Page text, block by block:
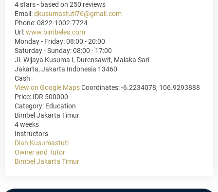
4 stars - based on 250 reviews
Email:dkusumastuti76@gmail.com
Phone:0822-1002-7724
Url:www.bimbeles.com
Monday - Friday: 08:00 - 20:00
Saturday - Sunday: 08:00 - 17:00
Jl. Wijaya Kusuma I, Durensawit, Malaka Sari
Jakarta, Jakarta Indonesia 13460
Cash
View on Google MapsCoordinates: -6.2234078, 106.9293888
Price: IDR 500000
Category: Education
Bimbel Jakarta Timur
4 weeks
Instructors
Diah Kusumastuti
Owner and Tutor
Bimbel Jakarta Timur